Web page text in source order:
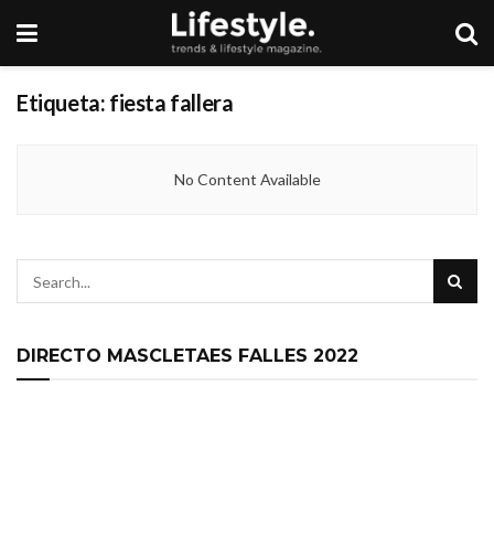
Etiqueta: fiesta fallera
No Content Available
DIRECTO MASCLETAES FALLES 2022